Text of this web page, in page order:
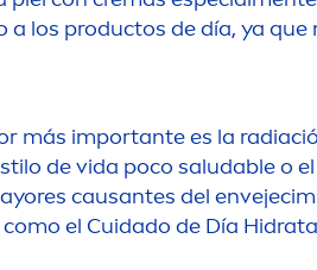
los productos de día, ya
más importante es la
de vida poco saludable o
causantes del
el Cuidado de Día